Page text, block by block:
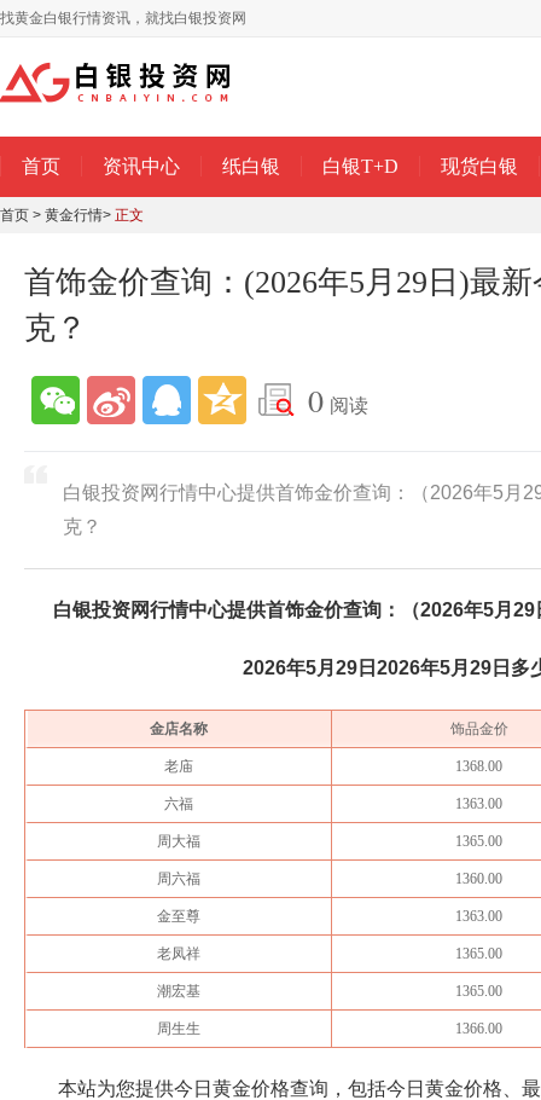
找黄金白银行情资讯，就找白银投资网
首页 资讯中心 纸白银 白银T+D 现货白银
首页 > 黄金行情> 正文
首饰金价查询：(2026年5月29日)最
克？
0 阅读
白银投资网行情中心提供首饰金价查询：（2026年5月
克？
白银投资网行情中心提供首饰金价查询：（2026年5月29
2026年5月29日 2026年5月29日 多
金店名称 饰品金价
老庙 1368.00
六福 1363.00
周大福 1365.00
周六福 1360.00
金至尊 1363.00
老凤祥 1365.00
潮宏基 1365.00
周生生 1366.00
本站为您提供今日黄金价格查询，包括今日黄金价格、